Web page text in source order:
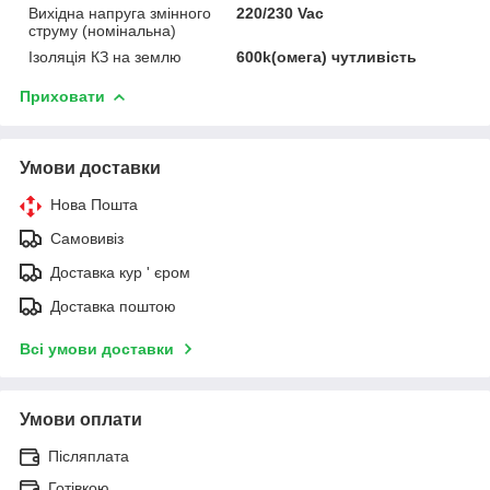
Вихідна напруга змінного
струму (номінальна)
220/230 Vac
Ізоляція КЗ на землю 600k(омега) чутливість
Приховати
Умови доставки
Нова Пошта
Самовивіз
Доставка кур ' єром
Доставка поштою
Всі умови доставки
Умови оплати
Післяплата